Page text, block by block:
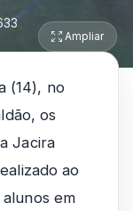
Ampliar
(14), no
os
Jacira
ao
em